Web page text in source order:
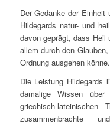
Der Gedanke der
Hildegards natur- und
davon geprägt, dass Heil
allem durch den
Ordnung ausgehen könne.
Die Leistung Hildegards
damalige Wissen
griechisch-
zusammenbrachte